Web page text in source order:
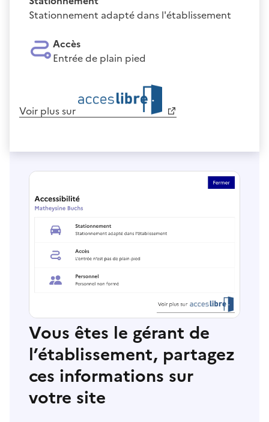
Stationnement adapté dans l'établissement
Accès
Entrée de plain pied
Voir plus sur
Vous êtes le gérant de
l’établissement, partagez
ces informations sur
votre site